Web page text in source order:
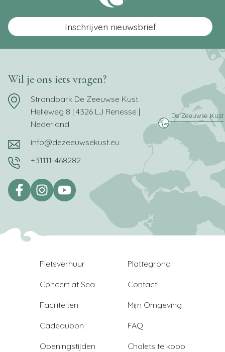
Inschrijven nieuwsbrief
Wil je ons iets vragen?
Strandpark De Zeeuwse Kust
Helleweg 8 | 4326 LJ Renesse |
Nederland
info@dezeeuwsekust.eu
+31111-468282
Fietsverhuur
Concert at Sea
Faciliteiten
Cadeaubon
Openingstijden
Plattegrond
Contact
Mijn Omgeving
FAQ
Chalets te koop